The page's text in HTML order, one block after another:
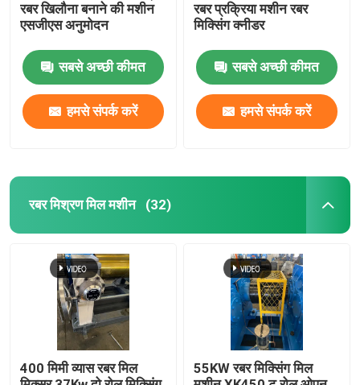
स्वचालित छोटे सामग्री वजन प्रणाली
रबर खिलौना बनाने की मशीन
एसजीएस अनुमोदन
सबसे अच्छी कीमत
हमसे संपर्क करें
रबर प्रक्रिया मशीन रबर
मिक्सिंग क्नीडर
सबसे अच्छी कीमत
हमसे संपर्क करें
रबर मिश्रण मिल मशीन (32)
400 मिमी व्यास रबर मिल
55KW रबर मिक्सिंग मिल